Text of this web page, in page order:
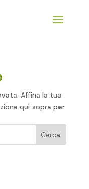
Affina la tua
qui sopra per
Cerca